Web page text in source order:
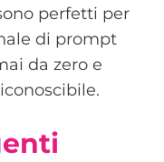
perfetti per
di prompt
da zero e